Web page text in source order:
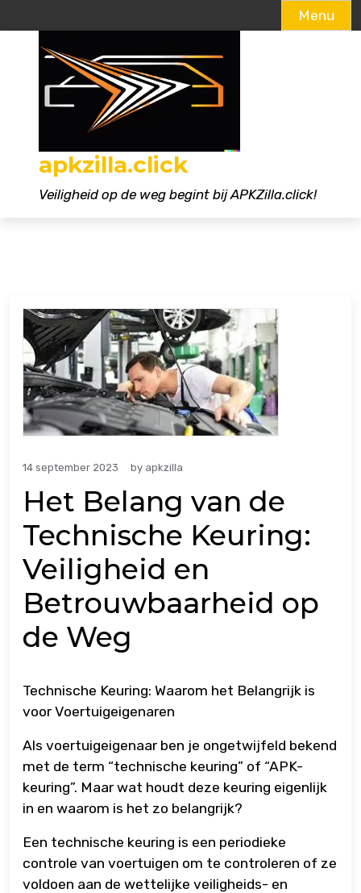
Menu
apkzilla.click
Veiligheid op de weg begint bij APKZilla.click!
14 september 2023 by apkzilla
Het Belang van de
Technische Keuring:
Veiligheid en
Betrouwbaarheid op
de Weg
Technische Keuring: Waarom het Belangrijk is
voor Voertuigeigenaren
Als voertuigeigenaar ben je ongetwijfeld bekend
met de term “technische keuring” of “APK-
keuring”. Maar wat houdt deze keuring eigenlijk
in en waarom is het zo belangrijk?
Een technische keuring is een periodieke
controle van voertuigen om te controleren of ze
voldoen aan de wettelijke veiligheids- en